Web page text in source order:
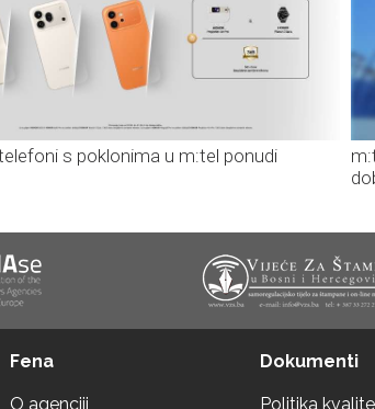
s poklonima u m:tel ponudi
Fena
O agenciji
Dokumenti
Politika